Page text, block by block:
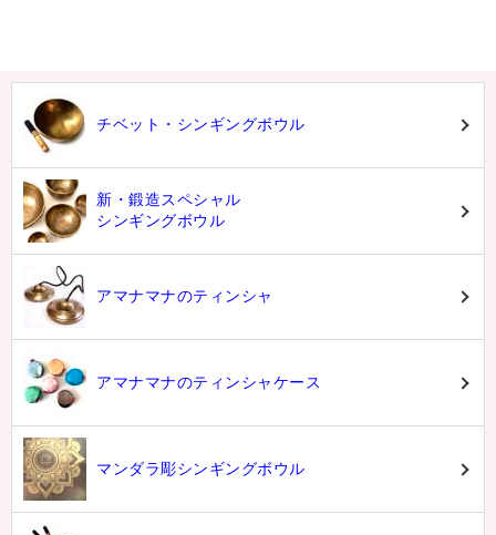
チベット・シンギングボウル
新・鍛造スペシャル
シンギングボウル
アマナマナのティンシャ
アマナマナのティンシャケース
マンダラ彫シンギングボウル